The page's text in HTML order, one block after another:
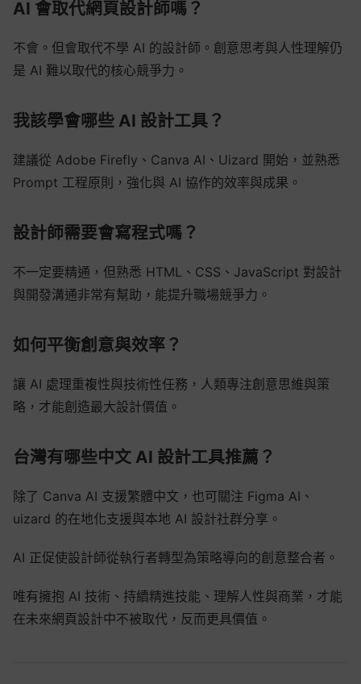
AI 會取代網頁設計師嗎？
不會。但會取代不學 AI 的設計師。創意思考與人性理解仍
是 AI 難以取代的核心競爭力。
我該學會哪些 AI 設計工具？
建議從 Adobe Firefly、Canva AI、Uizard 開始，並熟悉
Prompt 工程原則，強化與 AI 協作的效率與成果。
設計師需要會寫程式嗎？
不一定要精通，但熟悉 HTML、CSS、JavaScript 對設計
與開發溝通非常有幫助，能提升職場競爭力。
如何平衡創意與效率？
讓 AI 處理重複性與技術性任務，人類專注創意思維與策
略，才能創造最大設計價值。
台灣有哪些中文 AI 設計工具推薦？
除了 Canva AI 支援繁體中文，也可關注 Figma AI、
uizard 的在地化支援與本地 AI 設計社群分享。
AI 正促使設計師從執行者轉型為策略導向的創意整合者。
唯有擁抱 AI 技術、持續精進技能、理解人性與商業，才能
在未來網頁設計中不被取代，反而更具價值。